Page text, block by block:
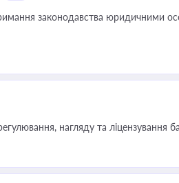
законодавства юридичними
нагляду та ліцензування